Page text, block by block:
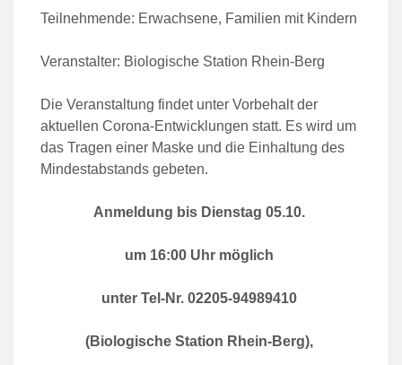
Teilnehmende: Erwachsene, Familien mit Kindern
Veranstalter: Biologische Station Rhein-Berg
Die Veranstaltung findet unter Vorbehalt der
aktuellen Corona-Entwicklungen statt. Es wird um
das Tragen einer Maske und die Einhaltung des
Mindestabstands gebeten.
Anmeldung bis Dienstag 05.10.
um 16:00 Uhr möglich
unter Tel-Nr. 02205-94989410
(Biologische Station Rhein-Berg),